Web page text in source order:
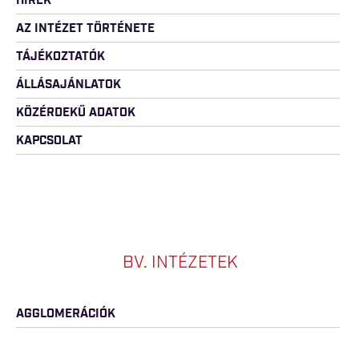
AZ INTÉZET TÖRTÉNETE
TÁJÉKOZTATÓK
ÁLLÁSAJÁNLATOK
KÖZÉRDEKŰ ADATOK
KAPCSOLAT
BV. INTÉZETEK
AGGLOMERÁCIÓK